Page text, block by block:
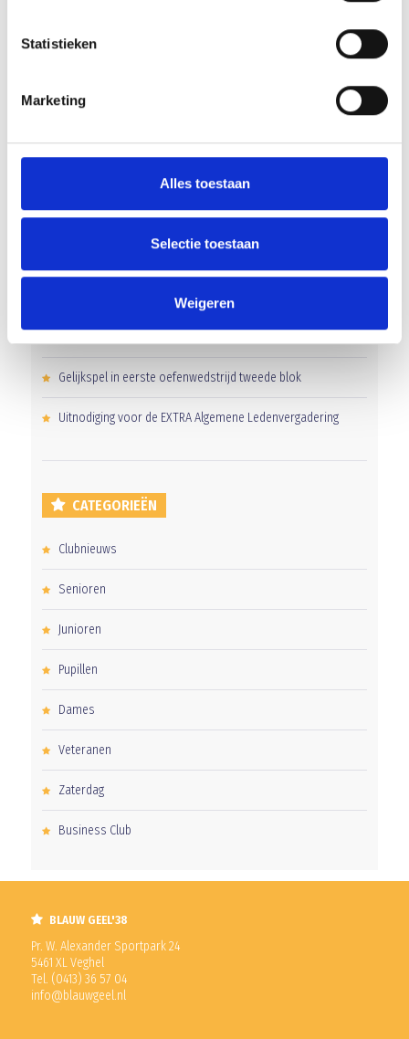
Statistieken
Marketing
Alles toestaan
Selectie toestaan
Weigeren
RECENT NIEUWS
Groot onderhoud op ons sportpark
Gelijkspel in eerste oefenwedstrijd tweede blok
Uitnodiging voor de EXTRA Algemene Ledenvergadering
CATEGORIEËN
Clubnieuws
Senioren
Junioren
Pupillen
Dames
Veteranen
Zaterdag
Business Club
BLAUW GEEL'38
Pr. W. Alexander Sportpark 24
5461 XL Veghel
Tel. (0413) 36 57 04
info@blauwgeel.nl